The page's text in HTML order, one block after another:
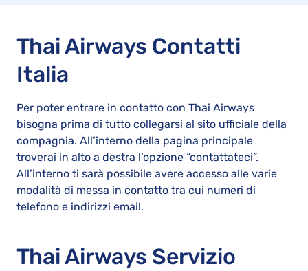
Thai Airways Contatti
Italia
Per poter entrare in contatto con Thai Airways
bisogna prima di tutto collegarsi al sito ufficiale della
compagnia. All’interno della pagina principale
troverai in alto a destra l’opzione “contattateci”.
All’interno ti sarà possibile avere accesso alle varie
modalità di messa in contatto tra cui numeri di
telefono e indirizzi email.
Thai Airways Servizio